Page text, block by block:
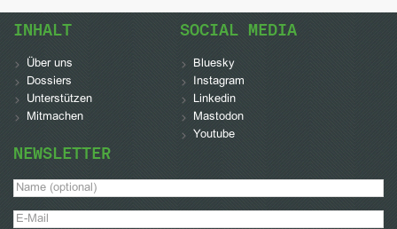
INHALT
Über uns
Dossiers
Unterstützen
Mitmachen
SOCIAL MEDIA
Bluesky
Instagram
Linkedin
Mastodon
Youtube
NEWSLETTER